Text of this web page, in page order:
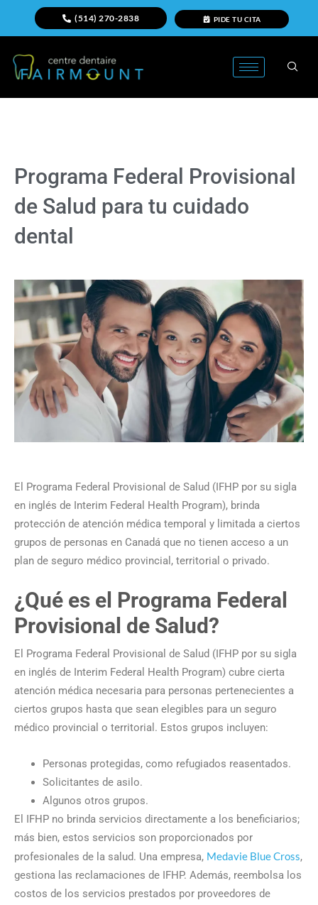
(514) 270-2838 PIDE TU CITA
Programa Federal Provisional
de Salud para tu cuidado
dental
El Programa Federal Provisional de Salud (IFHP por su sigla
en inglés de Interim Federal Health Program), brinda
protección de atención médica temporal y limitada a ciertos
grupos de personas en Canadá que no tienen acceso a un
plan de seguro médico provincial, territorial o privado.
¿Qué es el Programa Federal
Provisional de Salud?
El Programa Federal Provisional de Salud (IFHP por su sigla
en inglés de Interim Federal Health Program) cubre cierta
atención médica necesaria para personas pertenecientes a
ciertos grupos hasta que sean elegibles para un seguro
médico provincial o territorial. Estos grupos incluyen:
Personas protegidas, como refugiados reasentados.
Solicitantes de asilo.
Algunos otros grupos.
El IFHP no brinda servicios directamente a los beneficiarios;
más bien, estos servicios son proporcionados por
profesionales de la salud. Una empresa, Medavie Blue Cross,
gestiona las reclamaciones de IFHP. Además, reembolsa los
costos de los servicios prestados por proveedores de